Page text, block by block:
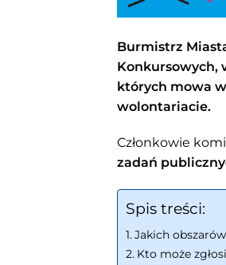
Burmistrz
Konkursowych,
których mowa
wolontariacie.
Członkowie
zadań
Spis treści:
Jakich
Kto może